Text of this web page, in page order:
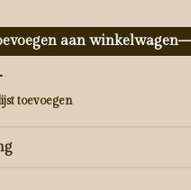
aan winkelwagen
toevoegen